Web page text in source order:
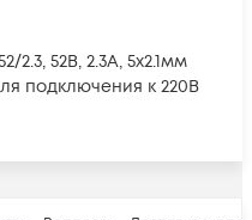
2.3, 52В, 2.3А, 5x2.1мм
подключения к 220В